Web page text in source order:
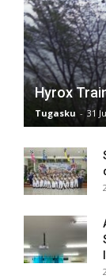
Hyrox
Tugasku - 31